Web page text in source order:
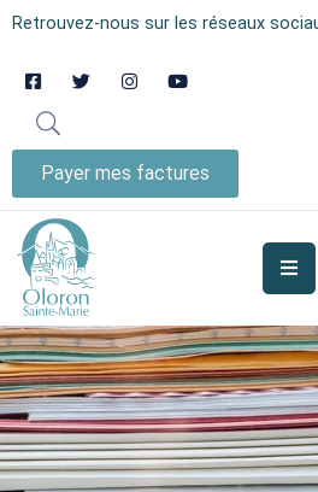
Retrouvez-nous sur les réseaux
Payer mes factures
AUJOURD’HUI
OLORON
JE
SUIS
MES
SERVICES
VIE
MUNICIPALE